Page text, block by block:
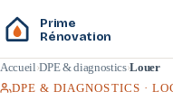
Prime
Rénovation
Accueil DPE & diagnostics Louer
DPE & DIAGNOSTICS ·